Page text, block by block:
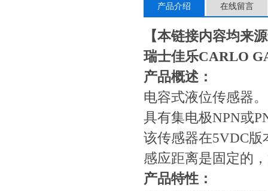
产品介绍 在线留言
【本链接内容均来
瑞士佳乐CARLO
产品概述：
电容式液位传感器。
具有集电极NPN或
该传感器在5VDC版
感应距离是固定的
产品特性：